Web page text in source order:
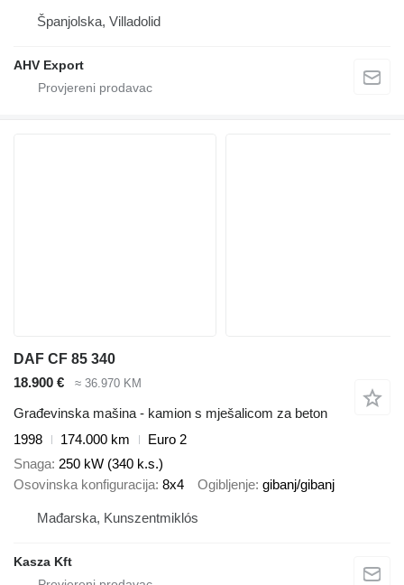
Španjolska, Villadolid
AHV Export
DAF CF 85 340
18.900 €
≈ 36.970 KM
Građevinska mašina - kamion s mješalicom za beton
1998
174.000 km
Euro 2
Snaga 250 kW (340 k.s.)
Osovinska konfiguracija 8x4 Ogibljenje gibanj/gibanj
Mađarska, Kunszentmiklós
Kasza Kft